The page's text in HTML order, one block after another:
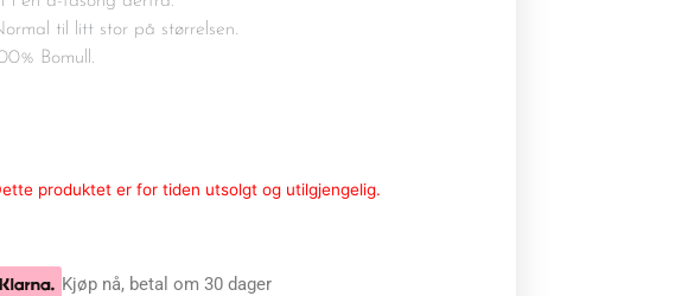
til litt stor på størrelsen.
Bomull.
produktet er for tiden utsolgt og utilgjengelig.
Kjøp nå, betal om 30 dager